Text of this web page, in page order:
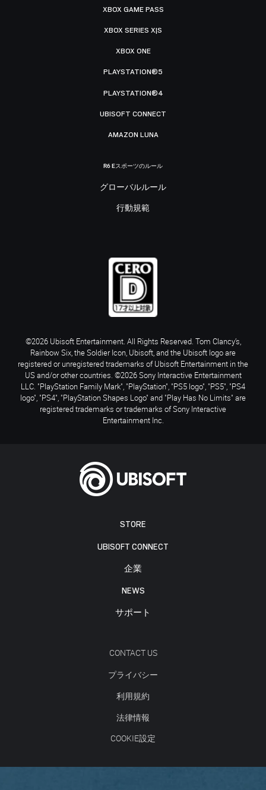
STORE
UBISOFT CONNECT
企業
NEWS
サポート
CONTACT US
プライバシー
利用規約
法律情報
COOKIE設定
XBOX GAME PASS
XBOX SERIES X|S
XBOX ONE
PLAYSTATION®5
PLAYSTATION®4
UBISOFT CONNECT
AMAZON LUNA
R6 Eスポーツのルール
グローバルルール
行動規範
©2026 Ubisoft Entertainment. All Rights Reserved. Tom Clancy’s,
Rainbow Six, the Soldier Icon, Ubisoft, and the Ubisoft logo are
registered or unregistered trademarks of Ubisoft Entertainment in the
US and/or other countries. ©2026 Sony Interactive Entertainment
LLC. "PlayStation Family Mark", "PlayStation", "PS5 logo", "PS5", "PS4
logo", "PS4", "PlayStation Shapes Logo" and "Play Has No Limits" are
registered trademarks or trademarks of Sony Interactive
Entertainment Inc.